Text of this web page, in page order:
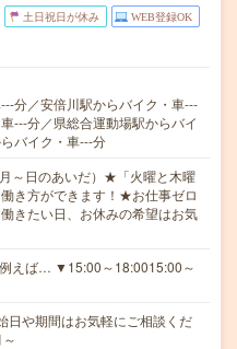
土日祝日が休み WEB登録OK
分／安倍川駅からバイク・車---
---分／県総合運動場駅からバイ
バイク・車---分
～日のあいだ）★「火曜と木曜
き方ができます！★お仕事ゼロ
きたい日、お休みの希望はお気
えば… ▼15:00～18:0015:00～
や期間はお気軽にご相談くだ